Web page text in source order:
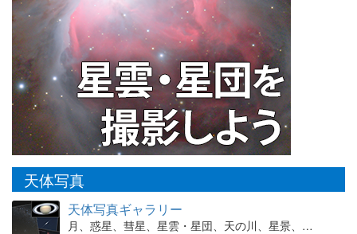
天体写真
天体写真ギャラリー
月、惑星、彗星、星雲・星団、天の川、星景、…